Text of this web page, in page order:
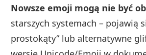
Nowsze emoji mogą nie być
starszych systemach – pojawią
prostokąty” lub alternatywne